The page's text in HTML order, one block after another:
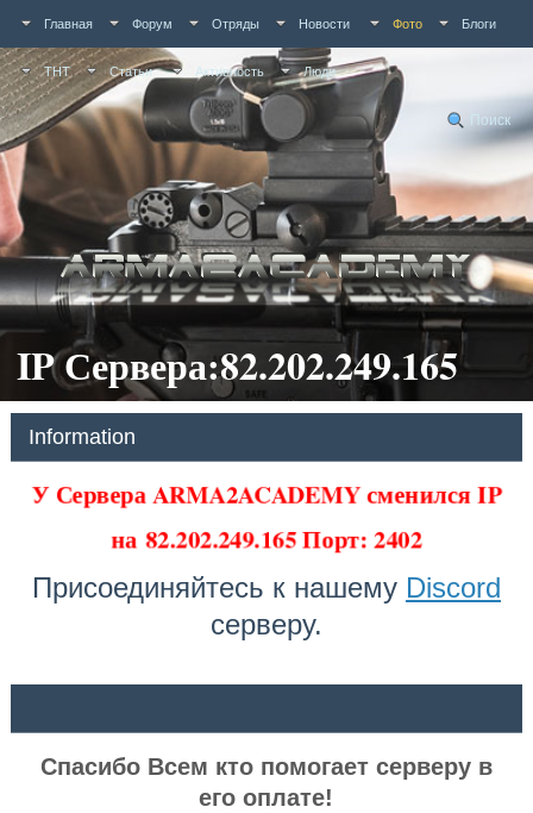
Главная Форум Отряды Новости Фото Блоги
ТНТ Статьи Активность Люди
Поиск
IP Сервера:82.202.249.165
Information
У Сервера ARMA2ACADEMY сменился IP
на82.202.249.165 Порт: 2402
Присоединяйтесь к нашему Discord
серверу.
Спасибо Всем кто помогает серверу в
его оплате!